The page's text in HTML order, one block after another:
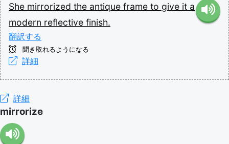
She mirrorized the antique frame to give it a
modern reflective finish.
翻訳する
聞き取れるようになる
詳細
詳細
mirrorize